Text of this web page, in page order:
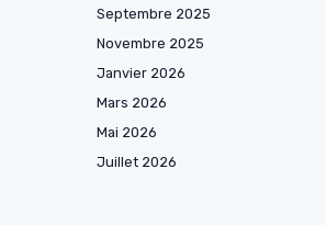
Septembre 2025
Novembre 2025
Janvier 2026
Mars 2026
Mai 2026
Juillet 2026